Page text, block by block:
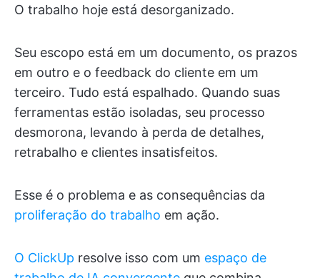
O trabalho hoje está desorganizado.
Seu escopo está em um documento, os prazos
em outro e o feedback do cliente em um
terceiro. Tudo está espalhado. Quando suas
ferramentas estão isoladas, seu processo
desmorona, levando à perda de detalhes,
retrabalho e clientes insatisfeitos.
Esse é o problema e as consequências da
proliferação do trabalho em ação.
O ClickUp resolve isso com um espaço de